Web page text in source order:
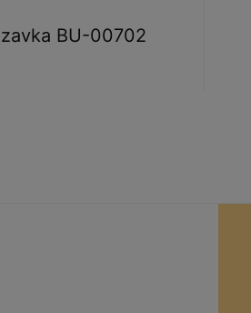
BU-00702